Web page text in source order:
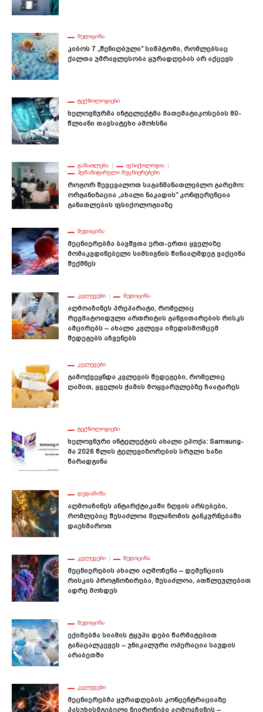
ᲛᲔᲓᲘᲪᲘᲜᲐ
Კიბოს 7 „შენიღბული“ Სიმპტომი, Რომლებსაც
Ქალთა Უმრავლესობა Ყურადღებას Არ Აქცევს
ᲢᲔᲥᲜᲝᲚᲝᲒᲘᲔᲑᲘ
Ხელოვნურმა Ინტელექტმა Მათემატიკოსების 80-
Წლიანი Თავსატეხი Ამოხსნა
ᲒᲐᲜᲐᲗᲚᲔᲑᲐ
ᲤᲡᲘᲥᲝᲚᲝᲒᲘᲐ
ᲰᲣᲛᲐᲜᲘᲢᲐᲠᲣᲚᲘ ᲛᲔᲪᲜᲘᲔᲠᲔᲑᲔᲑᲘ
Როგორ Შევცვალოთ Საგანმანათლებლო Გარემო:
Ორგანიზაცია „ახალი Ნაკადის“ Კონფერენცია
Განათლების Ფსიქოლოგიაზე
ᲛᲔᲓᲘᲪᲘᲜᲐ
Მეცნიერებმა Ბავშვთა Ერთ-Ერთი Ყველაზე
Მომაკვდინებელი Სიმსივნის Წინააღმდეგ Ვაქცინა
Შექმნეს
ᲙᲕᲚᲔᲕᲔᲑᲘ ᲛᲔᲓᲘᲪᲘᲜᲐ
Აღმოაჩინეს Პრეპარატი, Რომელიც
Რევმატოიდული Ართრიტის Განვითარების Რისკს
Ამცირებს – Ახალი Კვლევა Იმედისმომცემ
Შედეგებს Აჩვენებს
ᲙᲕᲚᲔᲕᲔᲑᲘ
Გამოქვეყნდა Კვლევის Შედეგები, Რომელიც
Ღამით, Ყველის Ჭამის Მოყვარულებზე Ჩაატარეს
ᲢᲔᲥᲜᲝᲚᲝᲒᲘᲔᲑᲘ
Ხელოვნური Ინტელექტის Ახალი Ეპოქა: Samsung-
Მა 2026 Წლის Ტელევიზორების Სრული Ხაზი
Წარადგინა
ᲓᲔᲓᲐᲛᲘᲬᲐ
Აღმოაჩინეს Ანტარქტიკაში Ზღვის Არსებები,
Რომლებიც Შესაძლოა Მელანომის Განკურნებაში
Დაეხმაროთ
ᲙᲕᲚᲔᲕᲔᲑᲘ ᲛᲔᲓᲘᲪᲘᲜᲐ
Მეცნიერების Ახალი Აღმოჩენა – Დემენციის
Რისკის Პროგნოზირება, Შესაძლოა, Ათწლეულებით
Ადრე Მოხდეს
ᲛᲔᲓᲘᲪᲘᲜᲐ
Ექიმებმა Სიამის Ტყუპი Დები Წარმატებით
Განაცალკევეს – Უნიკალური Ოპერაცია Საუდის
Არაბეთში
ᲙᲕᲚᲔᲕᲔᲑᲘ
Მეცნიერებმა Ყურადღების Კონცენტრაციაზე
Პასუხისმგებელი Ნეირონები Აღმოაჩინეს –